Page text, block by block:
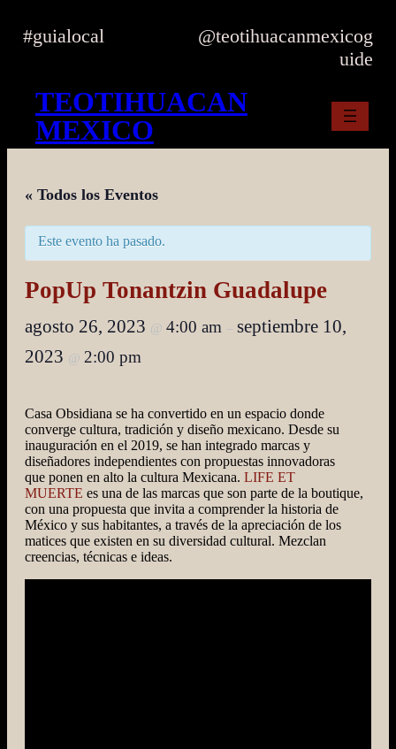
content
#guialocal
@teotihuacanmexicog
uide
TEOTIHUACAN
MEXICO
« Todos los Eventos
Este evento ha pasado.
PopUp Tonantzin Guadalupe
agosto 26, 2023 @ 4:00 am – septiembre 10,
2023 @ 2:00 pm
Casa Obsidiana se ha convertido en un espacio donde
converge cultura, tradición y diseño mexicano. Desde su
inauguración en el 2019, se han integrado marcas y
diseñadores independientes con propuestas innovadoras
que ponen en alto la cultura Mexicana. LIFE ET
MUERTE es una de las marcas que son parte de la boutique,
con una propuesta que invita a comprender la historia de
México y sus habitantes, a través de la apreciación de los
matices que existen en su diversidad cultural. Mezclan
creencias, técnicas e ideas.